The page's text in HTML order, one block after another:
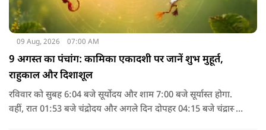
09 Aug, 2026 07:00 AM
9 अगस्त का पंचांग: कामिका एकादशी पर जानें शुभ मुहूर्त,
राहुकाल और दिशाशूल
रविवार को सुबह 6:04 बजे सूर्योदय और शाम 7:00 बजे सूर्यास्त होगा.
वहीं, रात 01:53 बजे चंद्रोदय और अगले दिन दोपहर 04:15 बजे चंद्रास्त